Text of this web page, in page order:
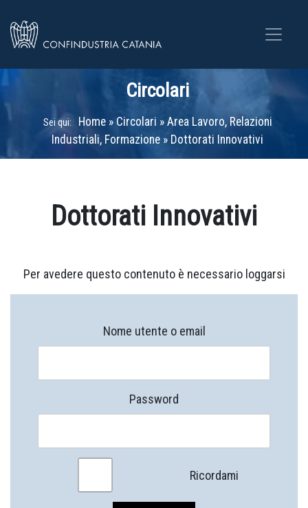
Circolari
Sei qui: Home» Circolari » Area Lavoro, Relazioni
Industriali, Formazione » Dottorati Innovativi
Dottorati Innovativi
Per avedere questo contenuto è necessario loggarsi
Nome utente o email
Password
Ricordami